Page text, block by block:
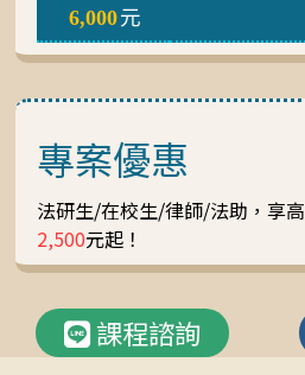
6,000元
專案優惠
法研生/在校生/律師/法助，享
2,500元起！
課程諮詢